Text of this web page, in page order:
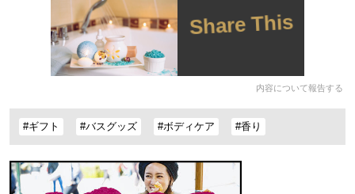
Share This
内容について報告する
#ギフト #バスグッズ #ボディケア #香り